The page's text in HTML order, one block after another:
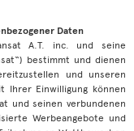
Daten
A.T. inc. und seine
bestimmt und dienen
und unseren
Ihrer Einwilligung können
und seinen verbundenen
Werbeangebote und